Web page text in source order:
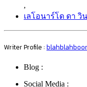
,
เลโอนาร์โด ดา วิ
Writer Profile :
Blog :
Social Media :